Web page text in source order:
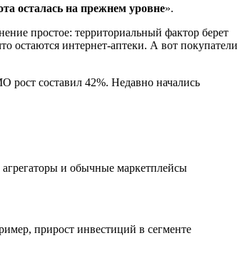
осталась на прежнем уровне».
простое: территориальный фактор берет
остаются интернет-аптеки. А вот покупатели
рост составил 42%. Недавно начались
и обычные маркетплейсы
прирост инвестиций в сегменте